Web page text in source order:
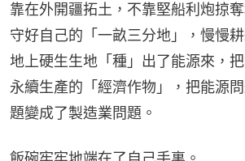
靠在外開疆拓土，不靠堅船利炮掠
守好自己的「一畝三分地」，慢慢
地上硬生生地「種」出了能源來，
永續生產的「經濟作物」，把能源
題變成了製造業問題。